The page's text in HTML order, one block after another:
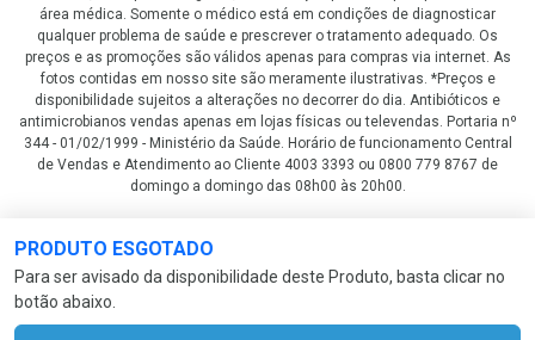
PRODUTO ESGOTADO
Para ser avisado da disponibilidade deste Produto, basta clicar no
botão abaixo.
área médica. Somente o médico está em condições de diagnosticar
qualquer problema de saúde e prescrever o tratamento adequado. Os
preços e as promoções são válidos apenas para compras via internet. As
fotos contidas em nosso site são meramente ilustrativas. *Preços e
disponibilidade sujeitos a alterações no decorrer do dia. Antibióticos e
antimicrobianos vendas apenas em lojas físicas ou televendas. Portaria nº
344 - 01/02/1999 - Ministério da Saúde. Horário de funcionamento Central
de Vendas e Atendimento ao Cliente 4003 3393 ou 0800 779 8767 de
domingo a domingo das 08h00 às 20h00.
LGPD Aceite os Cookies